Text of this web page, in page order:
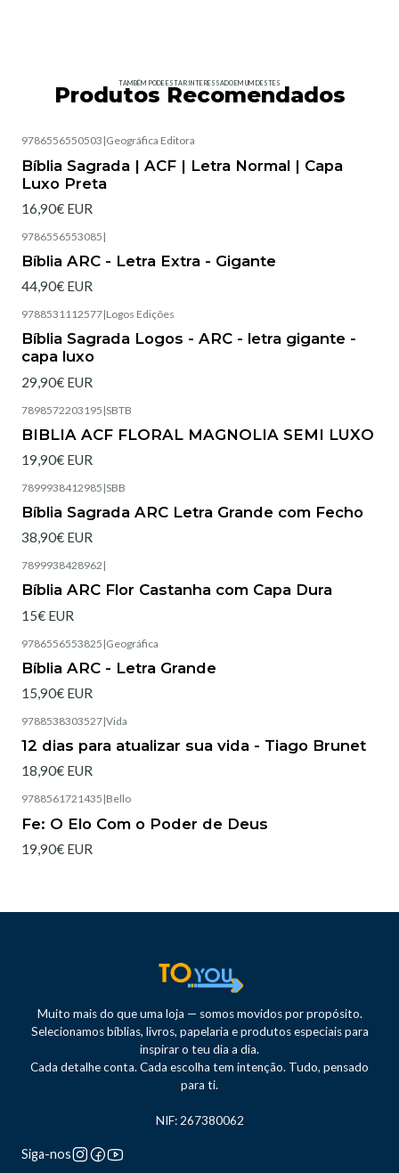
TAMBÉM PODE ESTAR INTERESSADO EM UM DESTES
Produtos Recomendados
9786556550503 |Geográfica Editora
Bíblia Sagrada | ACF | Letra Normal | Capa
Luxo Preta
16,90€ EUR
9786556553085 |
Bíblia ARC - Letra Extra - Gigante
44,90€ EUR
9788531112577|Logos Edições
Bíblia Sagrada Logos - ARC - letra gigante -
capa luxo
29,90€ EUR
7898572203195 |SBTB
BIBLIA ACF FLORAL MAGNOLIA SEMI LUXO
19,90€ EUR
7899938412985 |SBB
Bíblia Sagrada ARC Letra Grande com Fecho
38,90€ EUR
7899938428962 |
Bíblia ARC Flor Castanha com Capa Dura
15€ EUR
9786556553825 |Geográfica
Bíblia ARC - Letra Grande
15,90€ EUR
9788538303527|Vida
12 dias para atualizar sua vida - Tiago Brunet
18,90€ EUR
9788561721435 |Bello
Fe: O Elo Com o Poder de Deus
19,90€ EUR
Muito mais do que uma loja — somos movidos por propósito.
Selecionamos bíblias, livros, papelaria e produtos especiais para
inspirar o teu dia a dia.
Cada detalhe conta. Cada escolha tem intenção. Tudo, pensado
para ti.
NIF: 267380062
Siga-nos